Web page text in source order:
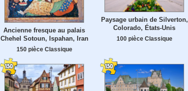
Ancienne fresque au palais
Chehel Sotoun, Ispahan, Iran
150 pièce Classique
Paysage urbain de Silverton,
Colorado, États-Unis
100 pièce Classique